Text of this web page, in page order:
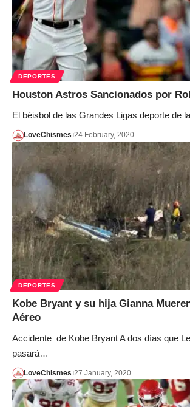
DEPORTES
Houston Astros Sancionados por
El béisbol de las Grandes Ligas deporte de
LoveChismes 24 February, 2020
DEPORTES
Kobe Bryant y su hija Gianna
Aéreo
Accidente de Kobe Bryant A dos días que
pasará…
LoveChismes 27 January, 2020